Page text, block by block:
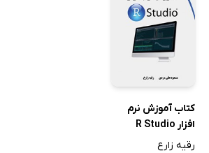
کتاب آموزش نرم
افزار R Studio
رقیه زارع